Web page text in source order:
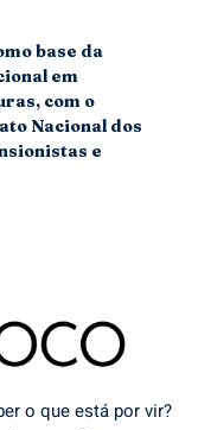
base da
em
com o
Nacional dos
e
o que está por vir?